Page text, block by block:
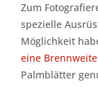
Zum
spezielle
Möglichkeit
eine Brennweite
Palmblätter